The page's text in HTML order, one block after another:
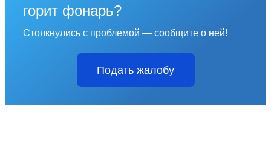
горит фонарь?
Столкнулись с проблемой — сообщите о ней!
Подать жалобу